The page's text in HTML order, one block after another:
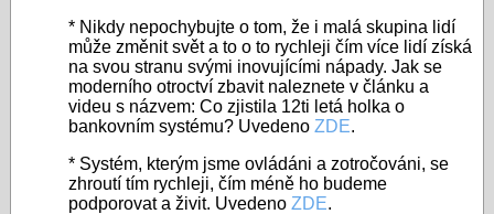
* Nikdy nepochybujte o tom, že i malá skupina lidí
může změnit svět a to o to rychleji čím více lidí získá
na svou stranu svými inovujícími nápady. Jak se
moderního otroctví zbavit naleznete v článku a
videu s názvem: Co zjistila 12ti letá holka o
bankovním systému? Uvedeno ZDE.
* Systém, kterým jsme ovládáni a zotročováni, se
zhroutí tím rychleji, čím méně ho budeme
podporovat a živit. Uvedeno ZDE.